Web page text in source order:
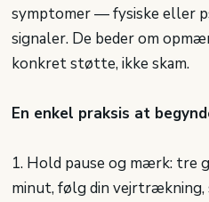
symptomer — fysiske eller
signaler. De beder om
konkret støtte, ikke skam.
En enkel praksis at
1. Hold pause og mærk: tre
minut, følg din vejrtrækning,